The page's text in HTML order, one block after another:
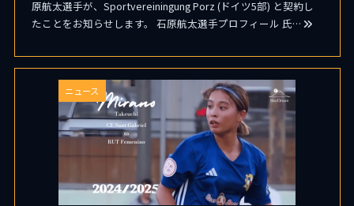
原航太選手が、Sportvereiningung Porz (ドイツ5部) と契約し
たことをお知らせします。 石原航太選手プロフィール 氏…
ニュース